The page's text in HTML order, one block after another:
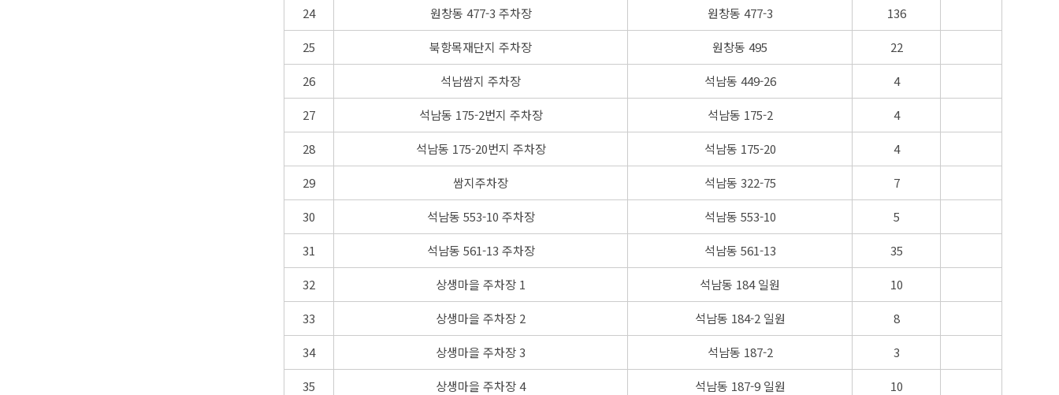
24 원창동 477-3 주차장 원창동 477-3 136
25 북항목재단지 주차장 원창동 495 22
26 석남쌈지 주차장 석남동 449-26 4
27 석남동 175-2번지 주차장 석남동 175-2 4
28 석남동 175-20번지 주차장 석남동 175-20 4
29 쌈지주차장 석남동 322-75 7
30 석남동 553-10 주차장 석남동 553-10 5
31 석남동 561-13 주차장 석남동 561-13 35
32 상생마을 주차장 1 석남동 184 일원 10
33 상생마을 주차장 2 석남동 184-2 일원 8
34 상생마을 주차장 3 석남동 187-2 3
35 상생마을 주차장 4 석남동 187-9 일원 10